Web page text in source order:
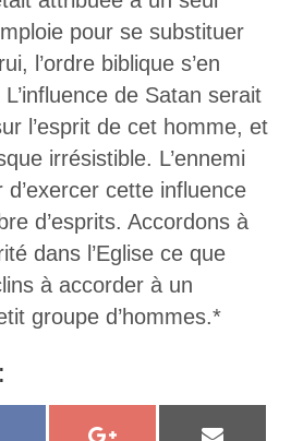
pour se substituer
l’ordre biblique s’en
de Satan serait
l’esprit de cet homme, et
irrésistible. L’ennemi
d’exercer cette influence
d’esprits. Accordons à
dans l’Eglise ce que
à accorder à un
groupe d’hommes.*